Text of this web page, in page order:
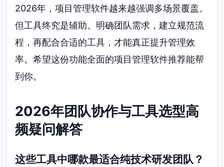
2026年，项目管理软件越来越强调多场景覆盖。
但工具终究是辅助。明确团队需求，建立规范流
程，再配合合适的工具，才能真正提升管理效
率。希望这份功能全面的项目管理软件推荐能帮
到你。
2026年团队协作与工具选型高
频疑问解答
这些工具中哪款最适合纯技术研发团队？